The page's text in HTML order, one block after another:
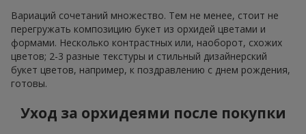
Вариаций сочетаний множество. Тем не менее, стоит не
перегружать композицию букет из орхидей цветами и
формами. Несколько контрастных или, наоборот, схожих
цветов; 2-3 разные текстуры и стильный дизайнерский
букет цветов, например, к поздравлению с днем рождения,
готовы.
Уход за орхидеями после покупки